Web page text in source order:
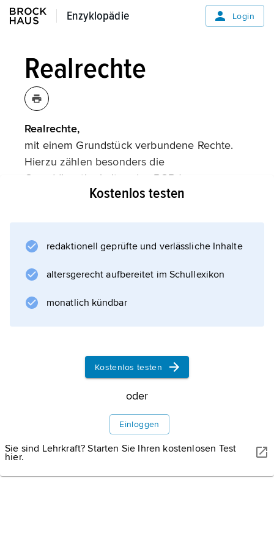
Enzyklopädie
Enzyklopädie Login
Realrechte
Realrechte,
mit einem Grundstück verbundene Rechte.
Hierzu zählen besonders die
Grunddienstbarkeiten des BGB (
BGB zum Teil erhalten geblieben (Artikel 184
Realrechten gehören ferner
Realgewerbeberechtigungen
als öffentlich-rechtliche, an ein bestimmtes
Informationen zum Artikel
Kostenlos testen
redaktionell geprüfte und verlässliche Inhalte
altersgerecht aufbereitet im Schullexikon
monatlich kündbar
Kostenlos testen
oder
Einloggen
Sie sind Lehrkraft? Starten Sie Ihren kostenlosen Test
hier.